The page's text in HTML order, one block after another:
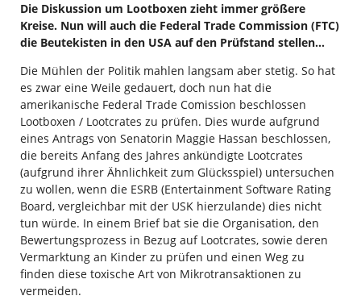
Die Diskussion um Lootboxen zieht immer größere
Kreise. Nun will auch die Federal Trade Commission (FTC)
die Beutekisten in den USA auf den Prüfstand stellen…
Die Mühlen der Politik mahlen langsam aber stetig. So hat
es zwar eine Weile gedauert, doch nun hat die
amerikanische Federal Trade Comission beschlossen
Lootboxen / Lootcrates zu prüfen. Dies wurde aufgrund
eines Antrags von Senatorin Maggie Hassan beschlossen,
die bereits Anfang des Jahres ankündigte Lootcrates
(aufgrund ihrer Ähnlichkeit zum Glücksspiel) untersuchen
zu wollen, wenn die ESRB (Entertainment Software Rating
Board, vergleichbar mit der USK hierzulande) dies nicht
tun würde. In einem Brief bat sie die Organisation, den
Bewertungsprozess in Bezug auf Lootcrates, sowie deren
Vermarktung an Kinder zu prüfen und einen Weg zu
finden diese toxische Art von Mikrotransaktionen zu
vermeiden.